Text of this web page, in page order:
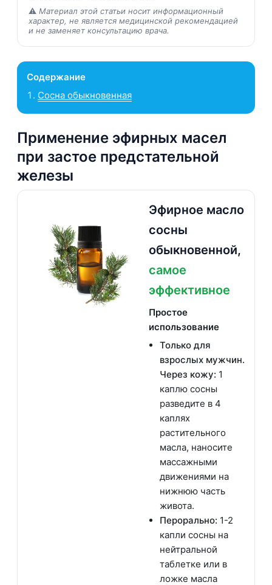
⚠️ Материал этой статьи носит информационный
характер, не является медицинской рекомендацией
и не заменяет консультацию врача.
Содержание
Сосна обыкновенная
Применение эфирных масел
при застое предстательной
железы
Эфирное масло
сосны
обыкновенной,
самое
эффективное
Простое
использование
Только для
взрослых мужчин.
Через кожу: 1
каплю сосны
разведите в 4
каплях
растительного
масла, наносите
массажными
движениями на
нижнюю часть
живота.
Перорально: 1-2
капли сосны на
нейтральной
таблетке или в
ложке масла